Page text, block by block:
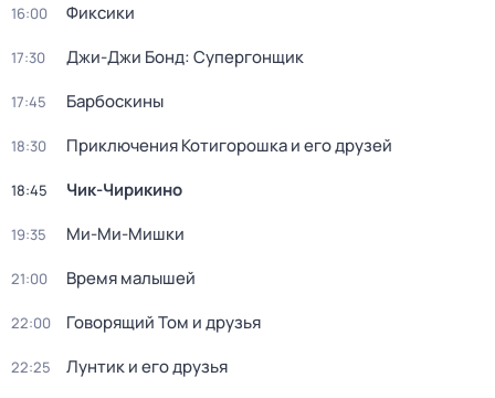
16:00 Фиксики
17:30 Джи-Джи Бонд: Супергонщик
17:45 Барбоскины
18:30 Приключения Котигорошка и его друзей
18:45 Чик-Чирикино
19:35 Ми-Ми-Мишки
21:00 Время малышей
22:00 Говорящий Том и друзья
22:25 Лунтик и его друзья